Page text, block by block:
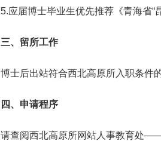
5.应届博士毕业生优先推荐《青海省“
三、留所工作
博士后出站符合西北高原所入职条件
四、申请程序
请查阅西北高原所网站人事教育处